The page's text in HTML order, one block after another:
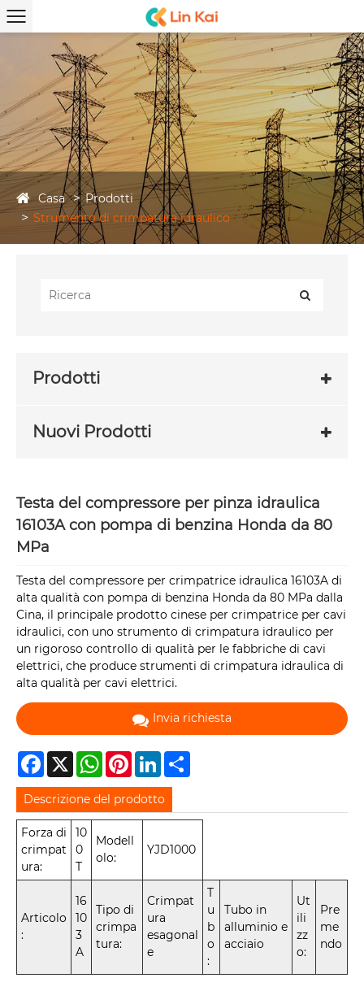
Casa
Prodotti
Strumento di crimpatura idraulico
Prodotti
Nuovi Prodotti
Testa del compressore per pinza idraulica
16103A con pompa di benzina Honda da 80
MPa
Testa del compressore per crimpatrice idraulica 16103A di
alta qualità con pompa di benzina Honda da 80 MPa dalla
Cina, il principale prodotto cinese per crimpatrice per cavi
idraulici, con uno strumento di crimpatura idraulico per
un rigoroso controllo di qualità per le fabbriche di cavi
elettrici, che produce strumenti di crimpatura idraulica di
alta qualità per cavi elettrici.
Invia richiesta
Facebook
X WhatsAppPinterestLinkedIn
Descrizione del prodotto
Forza di
crimpat
ura:
10
0
T
Modell
olo:
YJD1000
Articolo
:
16
10
3
A
Tipo di
crimpa
tura:
Crimpat
ura
esagonal
e
T
u
b
o
:
Tubo in
alluminio e
acciaio
Ut
ili
zz
o:
Pre
me
ndo